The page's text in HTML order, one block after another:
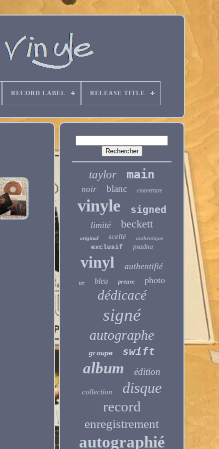
RECORD LABEL RELEASE TITLE
taylor main
noir blanc couverture
vinyle signed
limité beckett
original scellé authentique
exclusif psadna
vinyl authentifié
tcr bleu preuve photo
dédicacé
signé
autographe
groupe swift
album édition
collection disque
record
enregistrement
autographié